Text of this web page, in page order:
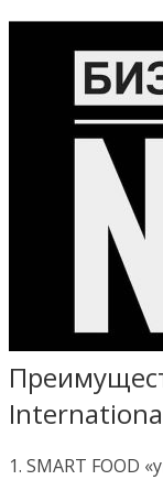
1. SMART FOOD